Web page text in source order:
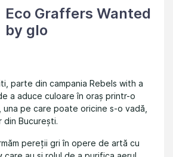
Eco Graffers Wanted
by glo
parte din campania Rebels with a
a aduce culoare în oraș printr-o
pe care poate oricine s-o vadă,
din București.
pereții gri în opere de artă cu